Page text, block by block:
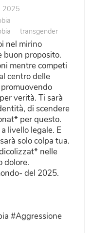
2025
transgender
nel mirino
buon proposito.
mentre competi
centro delle
verità. Ti sarà
di scendere
per questo.
livello legale. E
solo colpa tua.
nelle
dolore.
del 2025.
#Aggressione